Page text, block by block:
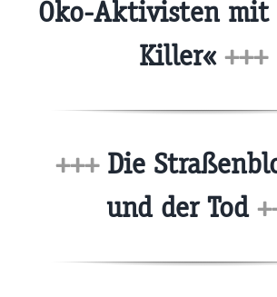
Öko-Aktivisten mit
Killer« +++
+++Die
und der Tod